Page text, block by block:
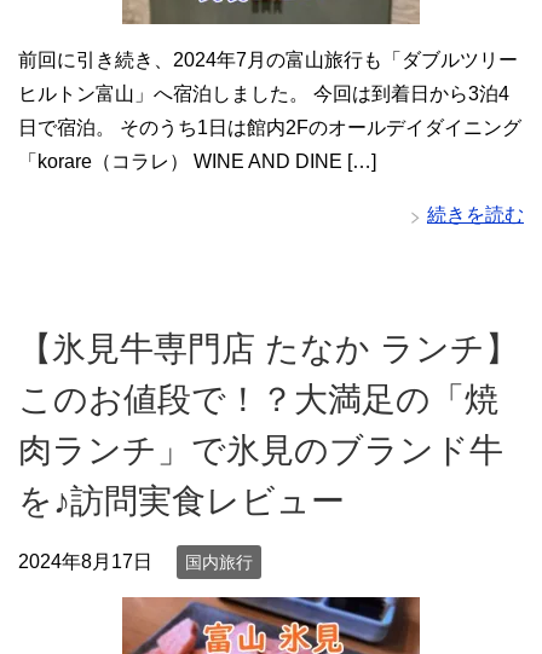
前回に引き続き、2024年7月の富山旅行も「ダブルツリー
ヒルトン富山」へ宿泊しました。 今回は到着日から3泊4
日で宿泊。 そのうち1日は館内2Fのオールデイダイニング
「korare（コラレ） WINE AND DINE […]
続きを読む
【氷見牛専門店 たなか ランチ】
このお値段で！？大満足の「焼
肉ランチ」で氷見のブランド牛
を♪訪問実食レビュー
2024年8月17日 国内旅行